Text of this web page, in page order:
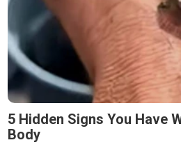
5 Hidden Signs You Have
Body